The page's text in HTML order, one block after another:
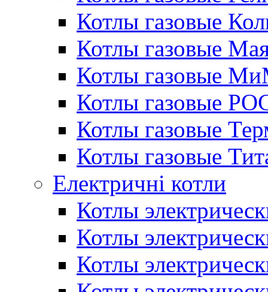
Котлы газовые
Котлы газовые
Котлы газовые
Котлы газовые
Котлы газовые
Котлы газовые
Електричні котли
Котлы
Котлы
Котлы